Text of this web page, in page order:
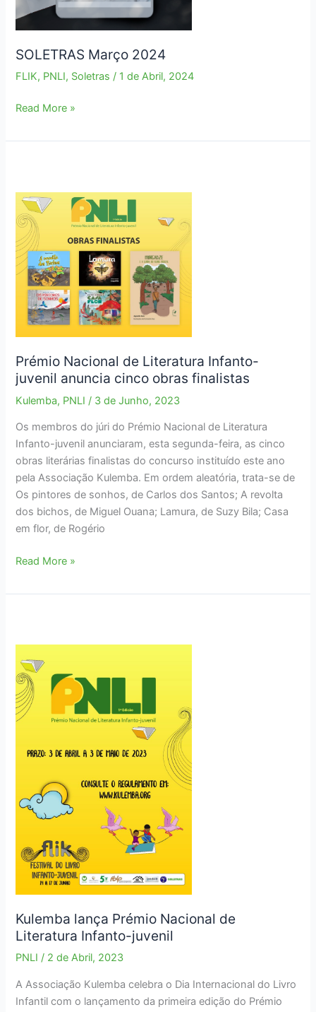
SOLETRAS Março 2024
FLIK, PNLI, Soletras / 1 de Abril, 2024
SOLETRAS
2024
Read More »
Prémio Nacional de Literatura Infanto-
juvenil anuncia cinco obras finalistas
Kulemba, PNLI / 3 de Junho, 2023
Os membros do júri do Prémio Nacional de Literatura
Infanto-juvenil anunciaram, esta segunda-feira, as cinco
obras literárias finalistas do concurso instituído este ano
pela Associação Kulemba. Em ordem aleatória, trata-se de
Os pintores de sonhos, de Carlos dos Santos; A revolta
dos bichos, de Miguel Ouana; Lamura, de Suzy Bila; Casa
em flor, de Rogério
Prémio
de
juvenil
anuncia
cinco
obras
finalistas
Read More »
Kulemba lança Prémio Nacional de
Literatura Infanto-juvenil
PNLI / 2 de Abril, 2023
A Associação Kulemba celebra o Dia Internacional do Livro
Infantil com o lançamento da primeira edição do Prémio